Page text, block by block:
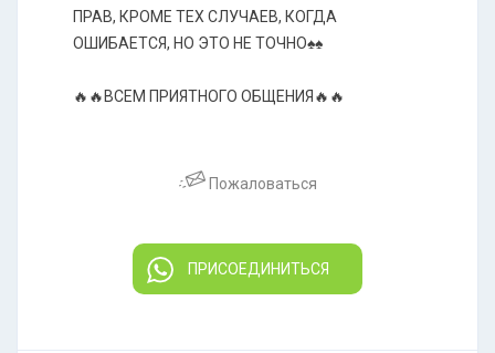
ПРАВ, КРОМЕ ТЕХ СЛУЧАЕВ, КОГДА
ОШИБАЕТСЯ, НО ЭТО НЕ ТОЧНО♠️♠️
🔥🔥ВСЕМ ПРИЯТНОГО ОБЩЕНИЯ🔥🔥
Пожаловаться
ПРИСОЕДИНИТЬСЯ